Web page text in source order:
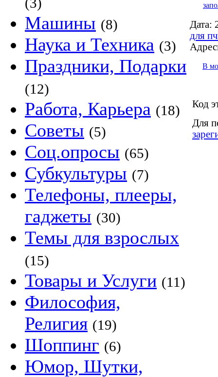
Машины (8)
Наука и Техника (3)
Праздники, Подарки
(12)
Работа, Карьера (18)
Советы (5)
Соц.опросы (65)
Субкультуры (7)
Телефоны, плееры,
гаджеты (30)
Темы для взрослых
(15)
Товары и Услуги (11)
Философия,
Религия (19)
Шоппинг (6)
Юмор, Шутки,
Дата:
для пч
В
Код
Для